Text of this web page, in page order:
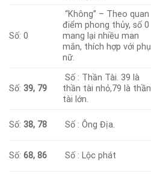
Số: 0
“Không” – Theo quan
điểm phong thủy, số 0
mang lại nhiều man
mắn, thích hợp với phụ
nữ.
Số: 39, 79
Số : Thần Tài. 39 là
thần tài nhỏ,79 là thần
tài lớn.
Số: 38, 78 Số : Ông Địa.
Số: 68, 86 Số : Lộc phát